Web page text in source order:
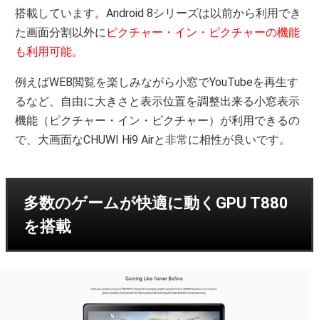
搭載しています。Android 8シリーズは以前から利用でき
た画面分割以外に ピクチャー・イン・ピクチャーの機能
も利用可能。
例えばWEB閲覧を楽しみながら小窓でYouTubeを再生す
るなど、自由に大きさと表示位置を調整出来る小窓表示
機能（ピクチャー・イン・ピクチャー）が利用できるの
で、大画面なCHUWI Hi9 Airと非常に相性が良いです。
多数のゲームが快適に動くGPU T880
を搭載